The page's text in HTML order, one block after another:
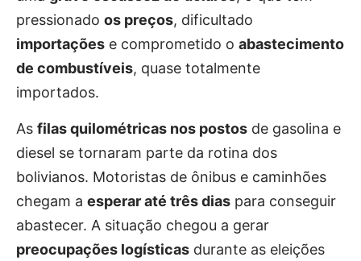
pressionado os preços, dificultado
importações e comprometido o abastecimento
de combustíveis, quase totalmente
importados.
As filas quilométricas nos postos de gasolina e
diesel se tornaram parte da rotina dos
bolivianos. Motoristas de ônibus e caminhões
chegam a esperar até três dias para conseguir
abastecer. A situação chegou a gerar
preocupações logísticas durante as eleições